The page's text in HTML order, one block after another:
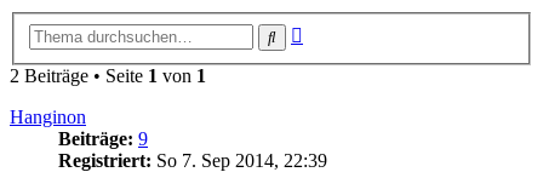
Suche
2 Beiträge • Seite 1 von 1
Hanginon
Beiträge: 9
Registriert: So 7. Sep 2014, 22:39